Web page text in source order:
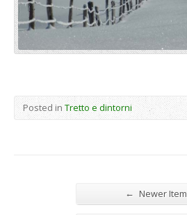
Posted in Tretto e dintorni
← Newer Item